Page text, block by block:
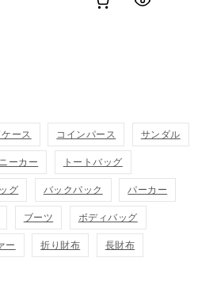
ース コインパース サンダル
ーカー トートバッグ
グ バックパック パーカー
ブーツ ボディバッグ
ー 折り財布 長財布